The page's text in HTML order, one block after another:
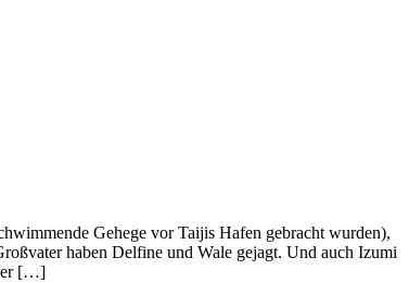
Gehege vor Taijis Hafen gebracht wurden),
haben Delfine und Wale gejagt. Und auch Izumi
[…]